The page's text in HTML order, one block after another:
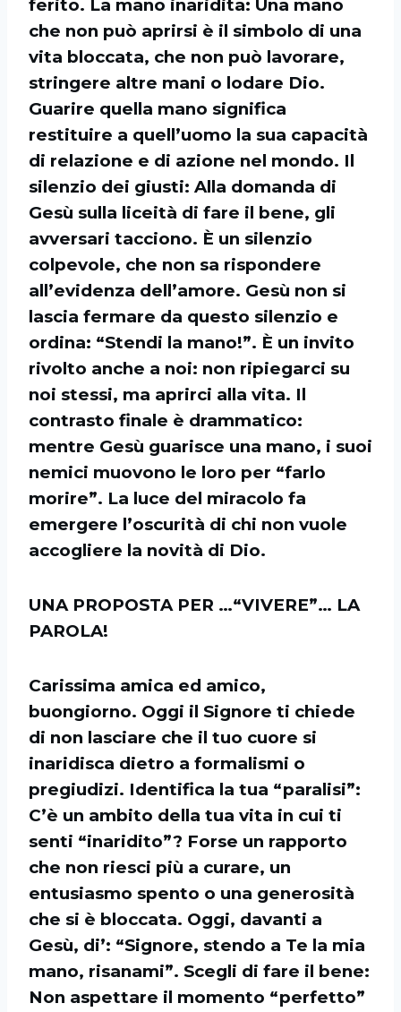
ferito. La mano inaridita: Una mano
che non può aprirsi è il simbolo di una
vita bloccata, che non può lavorare,
stringere altre mani o lodare Dio.
Guarire quella mano significa
restituire a quell’uomo la sua capacità
di relazione e di azione nel mondo. Il
silenzio dei giusti: Alla domanda di
Gesù sulla liceità di fare il bene, gli
avversari tacciono. È un silenzio
colpevole, che non sa rispondere
all’evidenza dell’amore. Gesù non si
lascia fermare da questo silenzio e
ordina: “Stendi la mano!”. È un invito
rivolto anche a noi: non ripiegarci su
noi stessi, ma aprirci alla vita. Il
contrasto finale è drammatico:
mentre Gesù guarisce una mano, i suoi
nemici muovono le loro per “farlo
morire”. La luce del miracolo fa
emergere l’oscurità di chi non vuole
accogliere la novità di Dio.
UNA PROPOSTA PER …“VIVERE”… LA
PAROLA!
Carissima amica ed amico,
buongiorno. Oggi il Signore ti chiede
di non lasciare che il tuo cuore si
inaridisca dietro a formalismi o
pregiudizi. Identifica la tua “paralisi”:
C’è un ambito della tua vita in cui ti
senti “inaridito”? Forse un rapporto
che non riesci più a curare, un
entusiasmo spento o una generosità
che si è bloccata. Oggi, davanti a
Gesù, di’: “Signore, stendo a Te la mia
mano, risanami”. Scegli di fare il bene:
Non aspettare il momento “perfetto”